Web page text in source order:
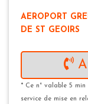
AEROPORT
DE ST GEOIRS
* Ce n° valable 5
service de mise en